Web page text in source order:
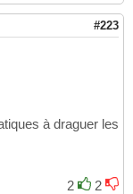
#223
à draguer les
2
2